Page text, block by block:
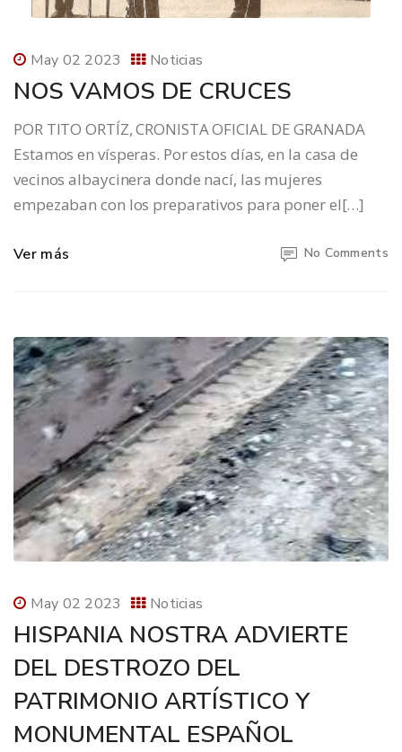
May 02 2023 Noticias
NOS VAMOS DE CRUCES
POR TITO ORTÍZ, CRONISTA OFICIAL DE GRANADA
Estamos en vísperas. Por estos días, en la casa de
vecinos albaycinera donde nací, las mujeres
empezaban con los preparativos para poner el[…]
Ver más No Comments
May 02 2023 Noticias
HISPANIA NOSTRA ADVIERTE
DEL DESTROZO DEL
PATRIMONIO ARTÍSTICO Y
MONUMENTAL ESPAÑOL